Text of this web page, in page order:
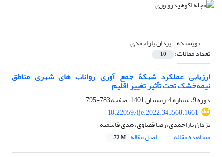
نویسنده =یزدان یاراحمدی
تعداد مقالات: 10
ارزیابی عملکرد شبکۀ جمع ‏آوری رواناب ‏های شهری مناطق
نیمه‌خشک تحت تأثیر تغییر اقلیم
دوره 9، شماره 4، زمستان 1401، صفحه
783-795
10.22059/ije.2022.345568.1661
یزدان یاراحمدی، رضا قضاوی، هدی قاسمیه
مشاهده مقاله
اصل مقاله 1.72 M